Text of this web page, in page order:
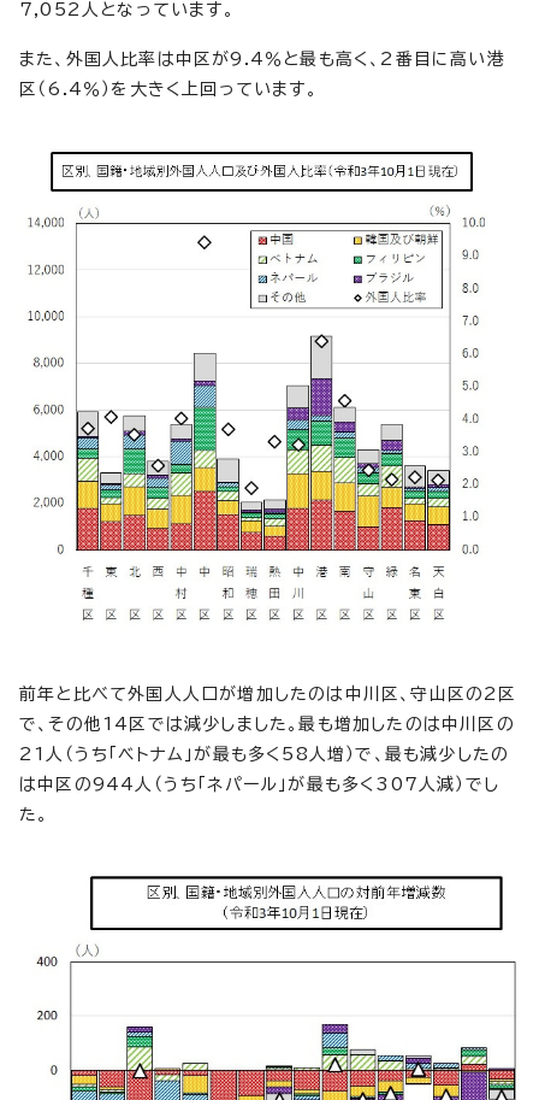
7,052人となっています。
また、外国人比率は中区が9.4％と最も高く、2番目に高い港
区（6.4％）を大きく上回っています。
前年と比べて外国人人口が増加したのは中川区、守山区の2区
で、その他14区では減少しました。最も増加したのは中川区の
21人（うち「ベトナム」が最も多く58人増）で、最も減少したの
は中区の944人（うち「ネパール」が最も多く307人減）でし
た。